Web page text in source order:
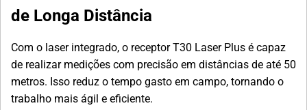
de Longa Distância
Com o laser integrado, o receptor T30 Laser Plus é capaz
de realizar medições com precisão em distâncias de até 50
metros. Isso reduz o tempo gasto em campo, tornando o
trabalho mais ágil e eficiente.